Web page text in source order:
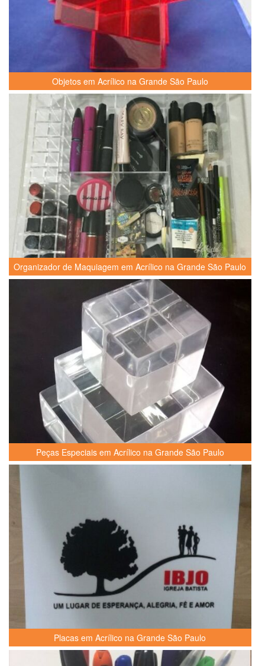
Objetos em Acrílico na Grande São Paulo
Organizador de Maquiagem em Acrílico na Grande São Paulo
Peças Especiais em Acrílico na Grande São Paulo
Placas em Acrílico na Grande São Paulo